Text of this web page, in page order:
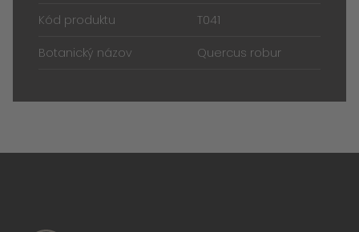
Kód produktu T041
Botanický názov Quercus robur